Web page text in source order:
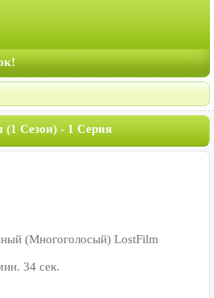
(1 Сезон) - 1 Серия
(Многоголосый) LostFilm
34 сек.